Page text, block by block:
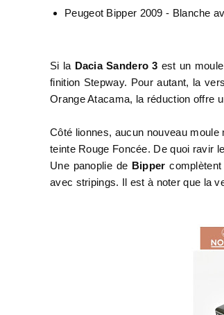
Peugeot Bipper 2009 - Blanche
Si la Dacia Sandero 3 est un
finition Stepway. Pour autant, la
Orange Atacama, la réduction offre
Côté lionnes, aucun nouveau
teinte Rouge Foncée. De quoi ravir
Une panoplie de Bipper
avec stripings. Il est à noter que la